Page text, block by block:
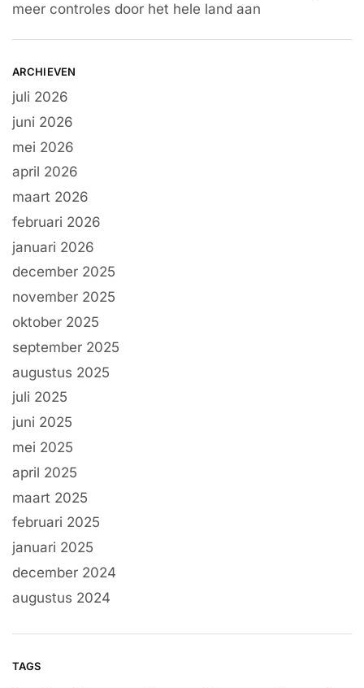
meer controles door het hele land aan
ARCHIEVEN
juli 2026
juni 2026
mei 2026
april 2026
maart 2026
februari 2026
januari 2026
december 2025
november 2025
oktober 2025
september 2025
augustus 2025
juli 2025
juni 2025
mei 2025
april 2025
maart 2025
februari 2025
januari 2025
december 2024
augustus 2024
TAGS